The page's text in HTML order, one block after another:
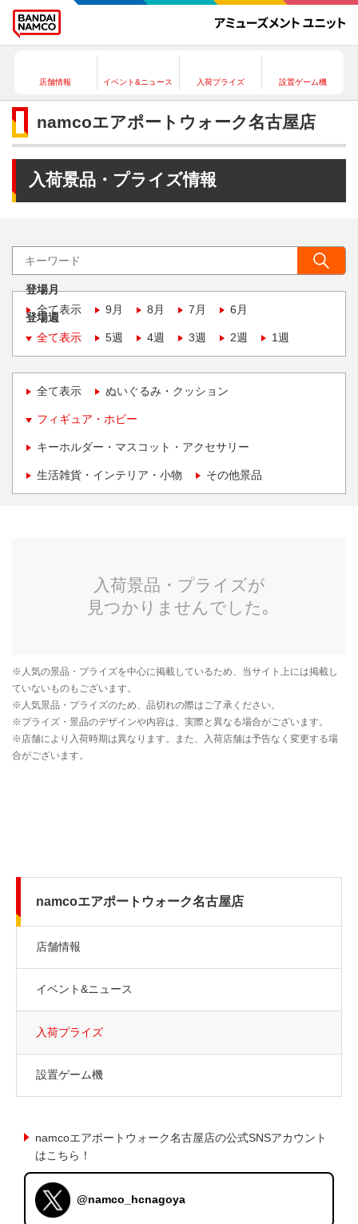
店舗情報 イベント&ニュース 入荷プライズ 設置ゲーム機
namcoエアポートウォーク名古屋店
入荷景品・プライズ情報
登場月
全て表示
9月 8月 7月 6月
登場週
全て表示
5週 4週 3週 2週 1週
全て表示 ぬいぐるみ・クッション
フィギュア・ホビー
キーホルダー・マスコット・アクセサリー
生活雑貨・インテリア・小物 その他景品
namcoエアポートウォーク名古屋店
店舗情報
イベント&ニュース
入荷プライズ
設置ゲーム機
namcoエアポートウォーク名古屋店の公式SNSアカウント
はこちら！
@namco_hcnagoya